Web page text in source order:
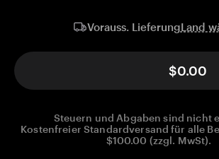
Vorauss. LieferungLand
$0.00
Steuern und Abgaben sind nicht
Kostenfreier Standardversand für alle
$100.00 (zzgl. MwSt).